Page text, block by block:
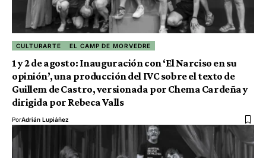
CULTURARTE EL CAMP DE MORVEDRE
1 y 2 de agosto: Inauguración con ‘El Narciso en su
opinión’, una producción del IVC sobre el texto de
Guillem de Castro, versionada por Chema Cardeña y
dirigida por Rebeca Valls
PorAdrián Lupiáñez